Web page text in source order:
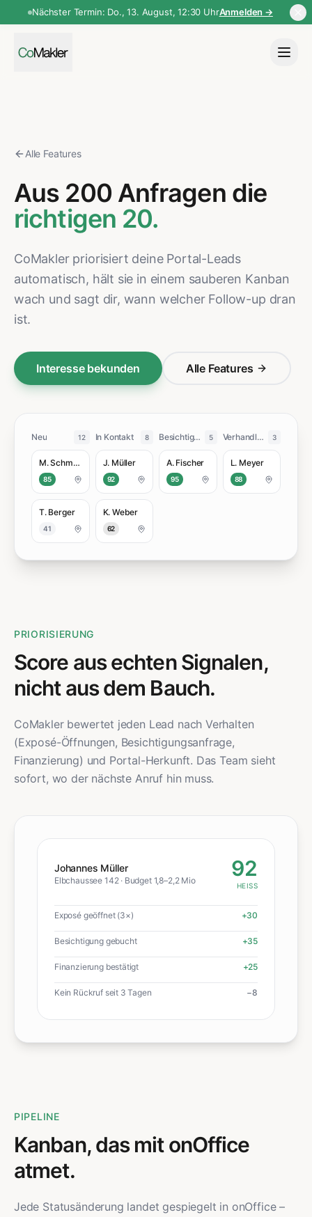
Nächster Termin: Do., 13. August,12:30 UhrAnmelden →
Alle Features
Aus 200 Anfragen die
richtigen 20.
CoMakler priorisiert deine Portal-Leads
automatisch, hält sie in einem sauberen Kanban
wach und sagt dir, wann welcher Follow-up dran
ist.
Interesse bekunden Alle Features
Neu 12
M. Schmidt
85
T. Berger
41
In Kontakt 8
J. Müller
92
K. Weber
62
Besichtigung 5
A. Fischer
95
Verhandlung 3
L. Meyer
88
PRIORISIERUNG
Score aus echten Signalen,
nicht aus dem Bauch.
CoMakler bewertet jeden Lead nach Verhalten
(Exposé-Öffnungen, Besichtigungsanfrage,
Finanzierung) und Portal-Herkunft. Das Team sieht
sofort, wo der nächste Anruf hin muss.
Johannes Müller
Elbchaussee 142 · Budget 1,8–2,2 Mio 92
HEISS
Exposé geöffnet (3×) +30
Besichtigung gebucht +35
Finanzierung bestätigt +25
Kein Rückruf seit 3 Tagen −8
PIPELINE
Kanban, das mit onOffice
atmet.
Jede Statusänderung landet gespiegelt in onOffice –